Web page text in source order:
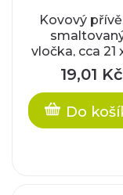
Kovový
vločka, cca 21
1,5 mm
19,01 Kč
Do